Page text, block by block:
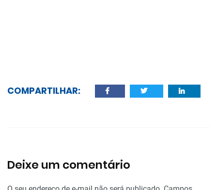
COMPARTILHAR:
Deixe um comentário